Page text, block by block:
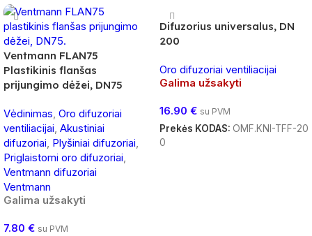
Ventmann FLAN75
Plastikinis flanšas
prijungimo dėžei, DN75
Vėdinimas, Oro difuzoriai
ventiliacijai, Akustiniai
difuzoriai, Plyšiniai difuzoriai,
Priglaistomi oro difuzoriai,
Ventmann difuzoriai
Ventmann
Galima užsakyti
7.80 € su PVM
Difuzorius universalus, DN
200
Oro difuzoriai ventiliacijai
Galima užsakyti
16.90 € su PVM
Prekės KODAS: OMF.KNI-TFF-20
0